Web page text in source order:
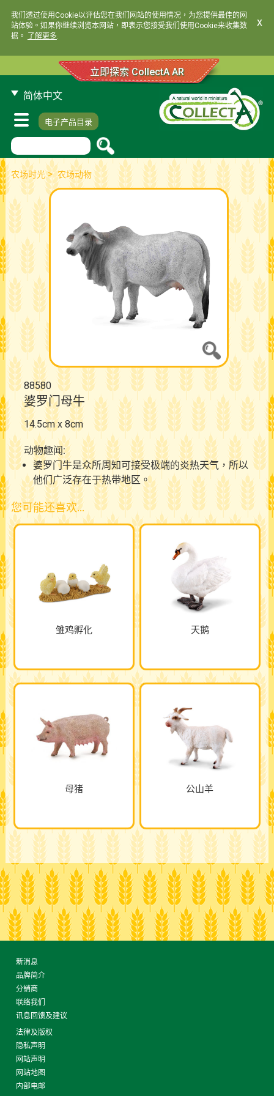
我们透过使用Cookie以评估您在我们网站的使用情况，为您提供最佳的网
站体验。如果你继续浏览本网站，即表示您接受我们使用Cookie来收集数
据。
了解更多.
x
立即探索 CollectA AR
简体中文
电子产品目录
农场时光> 农场动物
88580
婆罗门母牛
14.5cm x 8cm
动物趣闻:
婆罗门牛是众所周知可接受极端的炎热天气，所以
他们广泛存在于热带地区。
您可能还喜欢…
雏鸡孵化 天鹅
母猪 公山羊
新消息
品牌简介
分销商
联络我们
讯息回馈及建议
法律及版权
隐私声明
网站声明
网站地图
内部电邮